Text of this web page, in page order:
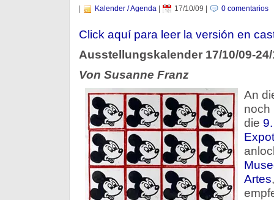
Kalender / Agenda| 17/10/09 0 comentarios
Click aquí para leer la versión en
Ausstellungskalender 17/10/09-24/
Von Susanne Franz
An
noch
die
Artes